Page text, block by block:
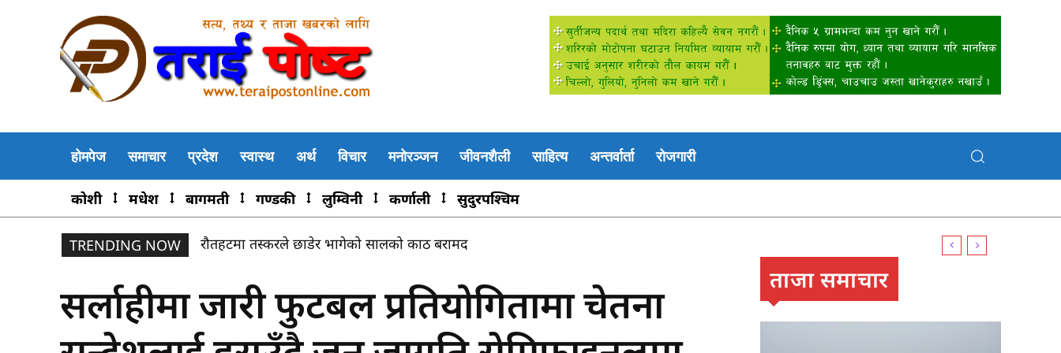
होमपेज समाचार प्रदेश स्वास्थ अर्थ विचार मनोरञ्जन जीवनशैली साहित्य अन्तर्वार्ता रोजगारी
कोशी मधेश बागमती गण्डकी लुम्विनी कर्णाली सुदुरपश्चिम
TRENDING NOW रौतहटमा तस्करले छाडेर भागेको सालको काठ बरामद
चन्द्रोदय साकोसको सप्ताहव्यापी स्वास्थ्य शिविर सम्पन्न, ४८५ जनाले लिए सेवा
सर्लाहीमा जारी फुटबल प्रतियोगितामा चेतना
ताजा समाचार